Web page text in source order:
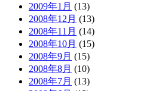
2009年1月 (13)
2008年12月 (13)
2008年11月 (14)
2008年10月 (15)
2008年9月 (15)
2008年8月 (10)
2008年7月 (13)